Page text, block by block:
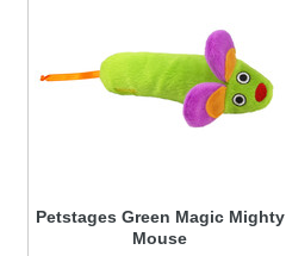
Petstages Green Magic Mighty
Mouse